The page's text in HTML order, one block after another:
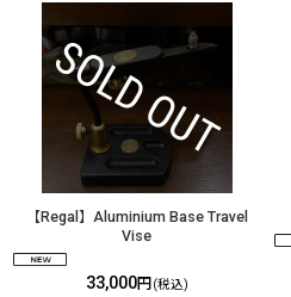
【Regal】Aluminium Base Travel
Vise
33,000円 (税込)